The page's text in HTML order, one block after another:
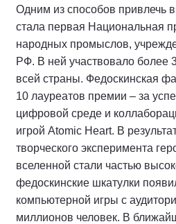
Одним из способов привлечь
стала первая Национальная
народных промыслов,
РФ. В ней участвовало более
всей страны. Федоскинская
10 лауреатов премии – за
цифровой среде и
игрой Atomic Heart. В
творческого эксперимента
вселенной стали частью
федоскинские шкатулки
компьютерной игры с
миллионов человек. В